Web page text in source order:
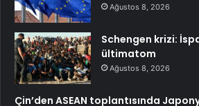
Ağustos 8, 2026
Schengen krizi:
ültimatom
Ağustos 8, 2026
Çin’den ASEAN toplantısında